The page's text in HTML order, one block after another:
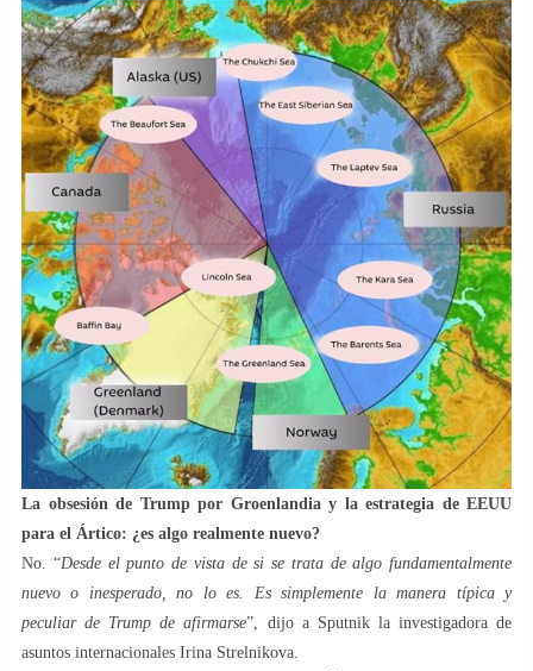
La obsesión de Trump por Groenlandia y la estrategia de EEUU
para el Ártico: ¿es algo realmente nuevo?
No. “Desde el punto de vista de si se trata de algo fundamentalmente
nuevo o inesperado, no lo es. Es simplemente la manera típica y
peculiar de Trump de afirmarse”, dijo a Sputnik la investigadora de
asuntos internacionales Irina Strelnikova.